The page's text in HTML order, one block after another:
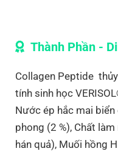
Thành Phần -
Collagen Peptide
tính sinh học
Nước ép hắc mai
phong (2 %), Chất
hán quả), Muối hồng